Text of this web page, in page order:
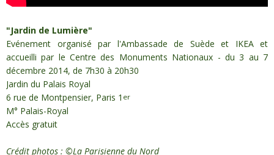
"Jardin de Lumière"
Evénement organisé par l'Ambassade de Suède et IKEA et
accueilli par le Centre des Monuments Nationaux - du 3 au 7
décembre 2014, de 7h30 à 20h30
Jardin du Palais Royal
6 rue de Montpensier, Paris 1 er
M° Palais-Royal
Accès gratuit
Crédit photos : ©La Parisienne du Nord